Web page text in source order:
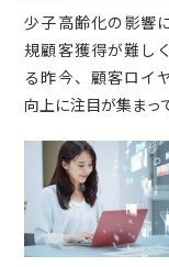
少子高齢化の影響
規顧客獲得が難し
る昨今、顧客ロイ
向上に注目が集ま